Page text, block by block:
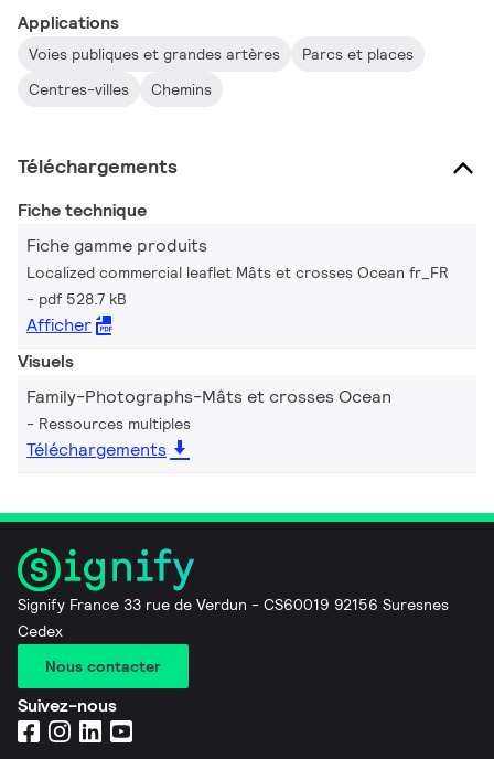
Applications
Voies publiques et grandes artères
Parcs et places
Centres-villes
Chemins
Téléchargements
Fiche technique
Fiche gamme produits
Localized commercial leaflet Mâts et crosses Ocean fr_FR
pdf 528.7 kB
Afficher
Visuels
Family-Photographs-Mâts et crosses Ocean
Ressources multiples
Téléchargements
Signify France 33 rue de Verdun - CS60019 92156 Suresnes
Cedex
Nous contacter
Suivez-nous